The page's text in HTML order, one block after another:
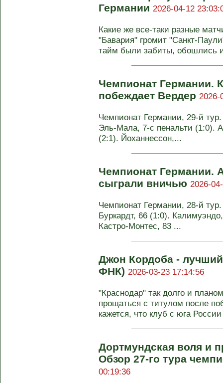
Германии 2026-04-12
Какие же все-таки разные
"Бавария" громит "Санкт-
тайм были забиты, обошлись
Чемпионат Германии.
побеждает Вердер 2026-
Чемпионат Германии, 29-й
Эль-Мала, 7-с пенальти (1:0).
(2:1). Йоханнессон,...
Чемпионат Германии.
сыграли вничью 2026-
Чемпионат Германии, 28-й
Буркардт, 66 (1:0).
Кастро-Монтес, 83 ...
Джон Кордоба -
ФНК) 2026-03-23 17:14:56
"Краснодар" так долго и
прощаться с титулом после
кажется, что клуб с юга
Дортмундская воля и
Обзор 27-го тура
00:19:36